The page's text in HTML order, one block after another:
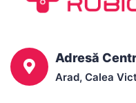
Adresă
Arad, Calea